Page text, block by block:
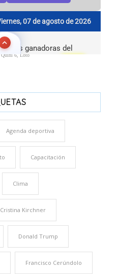
Quini 6, Loto
Agenda deportiva
Capacitación
Clima
Cristina Kirchner
Donald Trump
Francisco Cerúndolo